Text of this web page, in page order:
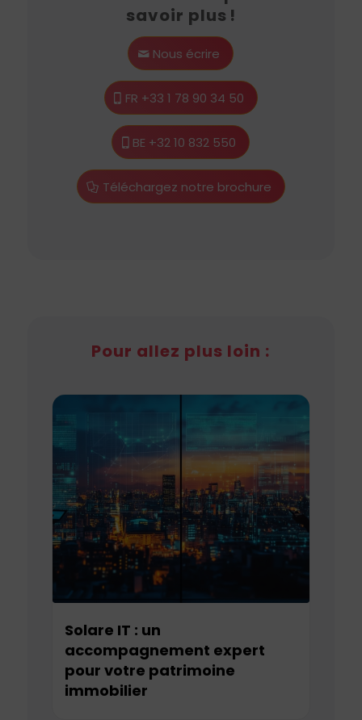
savoir plus !
Nous écrire
FR +33 1 78 90 34 50
BE +32 10 832 550
Téléchargez notre brochure
Pour allez plus loin :
Solare IT : un
accompagnement expert
pour votre patrimoine
immobilier